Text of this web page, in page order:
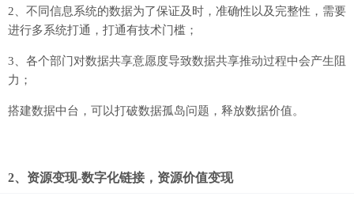
2、不同信息系统的数据为了保证及时，准确性以及完整性，需要
进行多系统打通，打通有技术门槛；
3、各个部门对数据共享意愿度导致数据共享推动过程中会产生阻
力；
搭建数据中台，可以打破数据孤岛问题，释放数据价值。
2、资源变现-数字化链接，资源价值变现